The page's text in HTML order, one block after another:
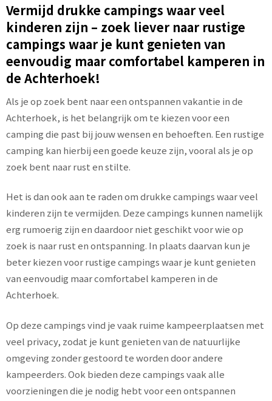
Vermijd drukke campings waar veel
kinderen zijn – zoek liever naar rustige
campings waar je kunt genieten van
eenvoudig maar comfortabel kamperen in
de Achterhoek!
Als je op zoek bent naar een ontspannen vakantie in de
Achterhoek, is het belangrijk om te kiezen voor een
camping die past bij jouw wensen en behoeften. Een rustige
camping kan hierbij een goede keuze zijn, vooral als je op
zoek bent naar rust en stilte.
Het is dan ook aan te raden om drukke campings waar veel
kinderen zijn te vermijden. Deze campings kunnen namelijk
erg rumoerig zijn en daardoor niet geschikt voor wie op
zoek is naar rust en ontspanning. In plaats daarvan kun je
beter kiezen voor rustige campings waar je kunt genieten
van eenvoudig maar comfortabel kamperen in de
Achterhoek.
Op deze campings vind je vaak ruime kampeerplaatsen met
veel privacy, zodat je kunt genieten van de natuurlijke
omgeving zonder gestoord te worden door andere
kampeerders. Ook bieden deze campings vaak alle
voorzieningen die je nodig hebt voor een ontspannen